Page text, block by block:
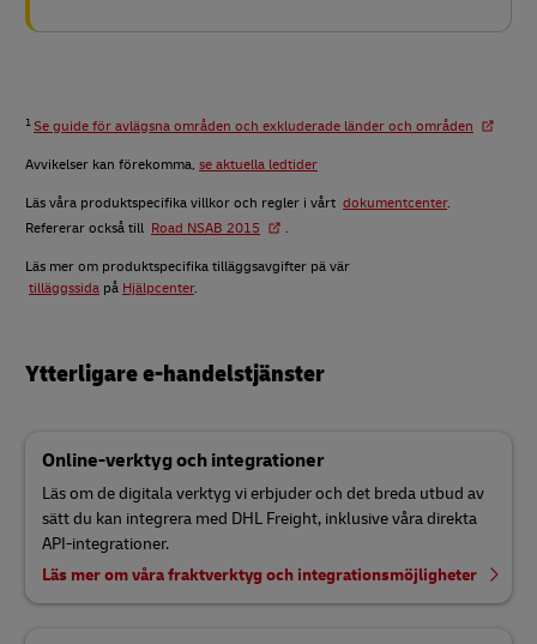
1Se guide för avlägsna områden och exkluderade länder och områden
Avvikelser kan förekomma, se aktuella ledtider
Läs våra produktspecifika villkor och regler i vårt dokumentcenter.
Refererar också till Road NSAB 2015 .
Läs mer om produktspecifika tilläggsavgifter pä vär
tilläggssida på Hjälpcenter.
Ytterligare e-handelstjänster
Online-verktyg och integrationer
Läs om de digitala verktyg vi erbjuder och det breda utbud av
sätt du kan integrera med DHL Freight, inklusive våra direkta
API-integrationer.
Läs mer om våra fraktverktyg och integrationsmöjligheter